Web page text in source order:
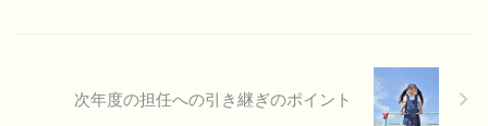
次年度の担任への引き継ぎのポイント